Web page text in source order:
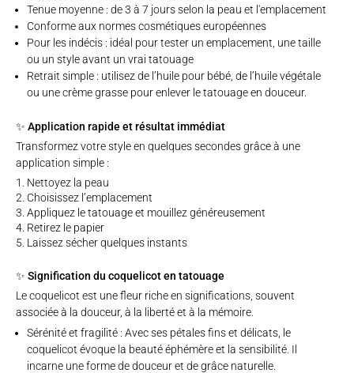
Tenue moyenne : de 3 à 7 jours selon la peau et l'emplacement
Conforme aux normes cosmétiques européennes
Pour les indécis : idéal pour tester un emplacement, une taille
ou un style avant un vrai tatouage
Retrait simple : utilisez de l’huile pour bébé, de l’huile végétale
ou une crème grasse pour enlever le tatouage en douceur.
✨ Application rapide et résultat immédiat
Transformez votre style en quelques secondes grâce à une
application simple :
Nettoyez la peau
Choisissez l’emplacement
Appliquez le tatouage et mouillez généreusement
Retirez le papier
Laissez sécher quelques instants
✨ Signification du coquelicot en tatouage
Le coquelicot est une fleur riche en significations, souvent
associée à la douceur, à la liberté et à la mémoire.
Sérénité et fragilité : Avec ses pétales fins et délicats, le
coquelicot évoque la beauté éphémère et la sensibilité. Il
incarne une forme de douceur et de grâce naturelle.